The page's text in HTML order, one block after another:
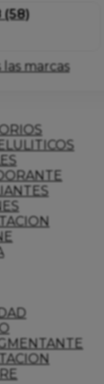
(58)
marcas